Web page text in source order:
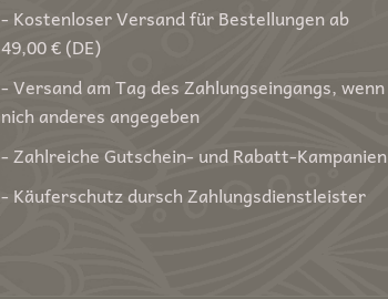
- Kostenloser Versand für Bestellungen ab
49,00 € (DE)
- Versand am Tag des Zahlungseingangs, wenn
nich anderes angegeben
- Zahlreiche Gutschein- und Rabatt-Kampanien
- Käuferschutz dursch Zahlungsdienstleister